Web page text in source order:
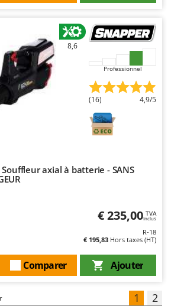
8,6
Professionnel
(16) 4,9/5
Souffleur axial à batterie - SANS
€ 235,00 TVA
Inclus
R-18
€ 195,83 Hors taxes (HT)
Ajouter
Comparer
1 2